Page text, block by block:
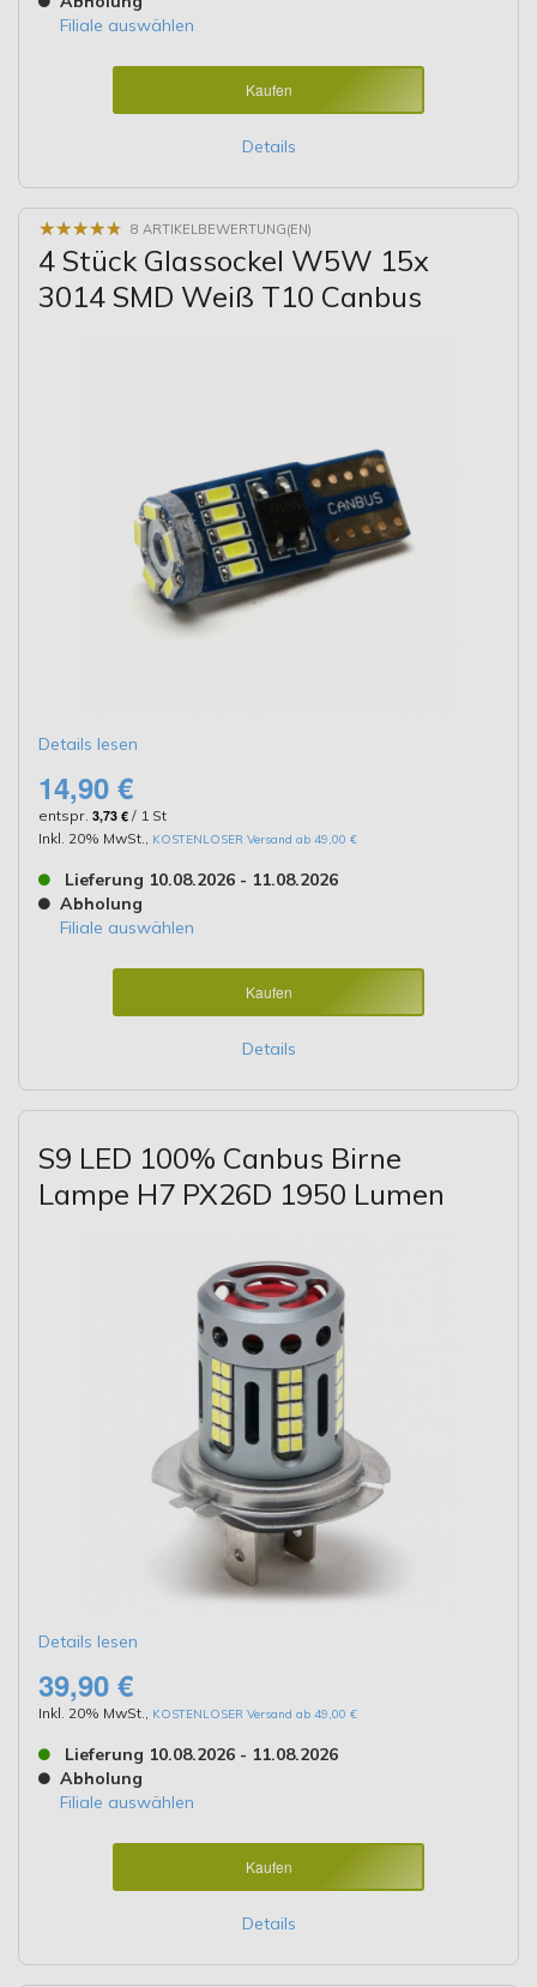
Filiale auswählen
Kaufen
Details
★★★★★
★★★★★ 8 ARTIKELBEWERTUNG(EN)
4 Stück Glassockel W5W 15x
3014 SMD Weiß T10 Canbus
Details lesen
14,90 €
entspr. 3,73 € / 1 St
Inkl. 20% MwSt.
KOSTENLOSER Versand ab 49,00 €
Lieferung 10.08.2026 - 11.08.2026
Abholung
Filiale auswählen
Kaufen
Details
S9 LED 100% Canbus Birne
Lampe H7 PX26D 1950 Lumen
Details lesen
39,90 €
Inkl. 20% MwSt. KOSTENLOSER Versand ab 49,00 €
Lieferung 10.08.2026 - 11.08.2026
Abholung
Filiale auswählen
Kaufen
Details